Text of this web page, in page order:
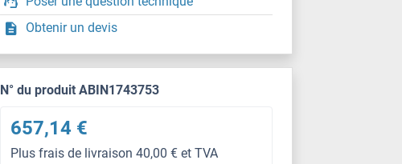
Obtenir un devis
N° du produit ABIN1743753
657,14 €
Plus frais de livraison 40,00 € et TVA